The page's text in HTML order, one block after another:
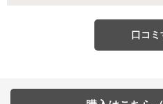
口コミ